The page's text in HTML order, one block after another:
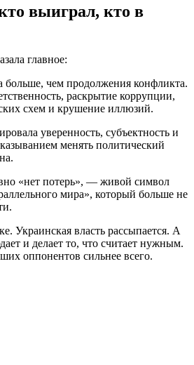
выиграл, кто в
главное:
больше, чем продолжения конфликта.
раскрытие коррупции,
схем и крушение иллюзий.
уверенность, субъектность и
менять политический
«нет потерь», — живой символ
мира», который больше не
Украинская власть рассыпается. А
и делает то, что считает нужным.
оппонентов сильнее всего.